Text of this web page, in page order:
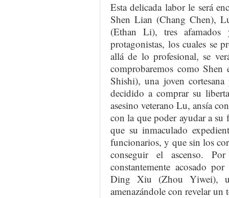
Esta delicada labor le será
Shen Lian (Chang Chen),
(Ethan Li), tres afamados
protagonistas, los cuales se
allá de lo profesional, se
comprobaremos como
Shishi), una joven
decidido a comprar su
asesino veterano Lu, ansía
con la que poder ayudar a
que su inmaculado
funcionarios, y que sin los
conseguir el ascenso.
constantemente acosado
Ding Xiu (Zhou Yiwei),
amenazándole con revelar un